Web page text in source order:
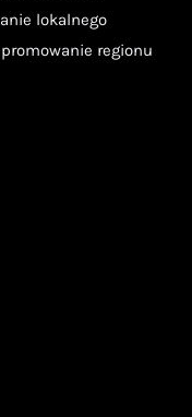
lokalnego
regionu